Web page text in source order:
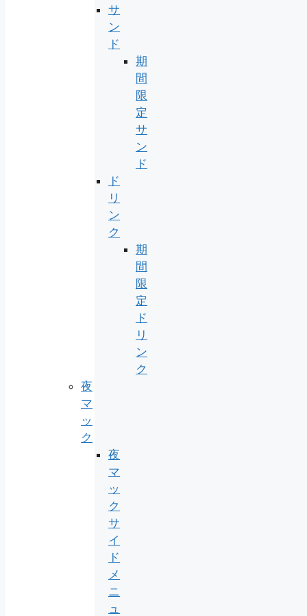
サ
ン
ド
期
間
限
定
サ
ン
ド
ド
リ
ン
ク
期
間
限
定
ド
リ
ン
ク
夜
マ
ッ
ク
夜
マ
ッ
ク
サ
イ
ド
メ
ニ
ュ